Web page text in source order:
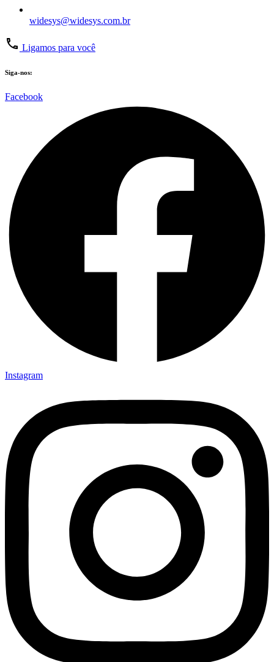
widesys@widesys.com.br
Ligamos para você
Siga-nos:
Facebook
Instagram